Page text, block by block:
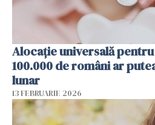
Alocație universală
100.000 de români ar
lunar
13 FEBRUARIE 2026